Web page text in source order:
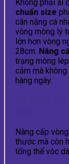
Không phải ai
chuẩn size
cân nặng cá
vòng mông lý
lớn hơn vòng
28cm. Nâng
trạng mông
cảm mà
hàng ngày.
Nâng cấp
thước mà còn
tổng thể vóc